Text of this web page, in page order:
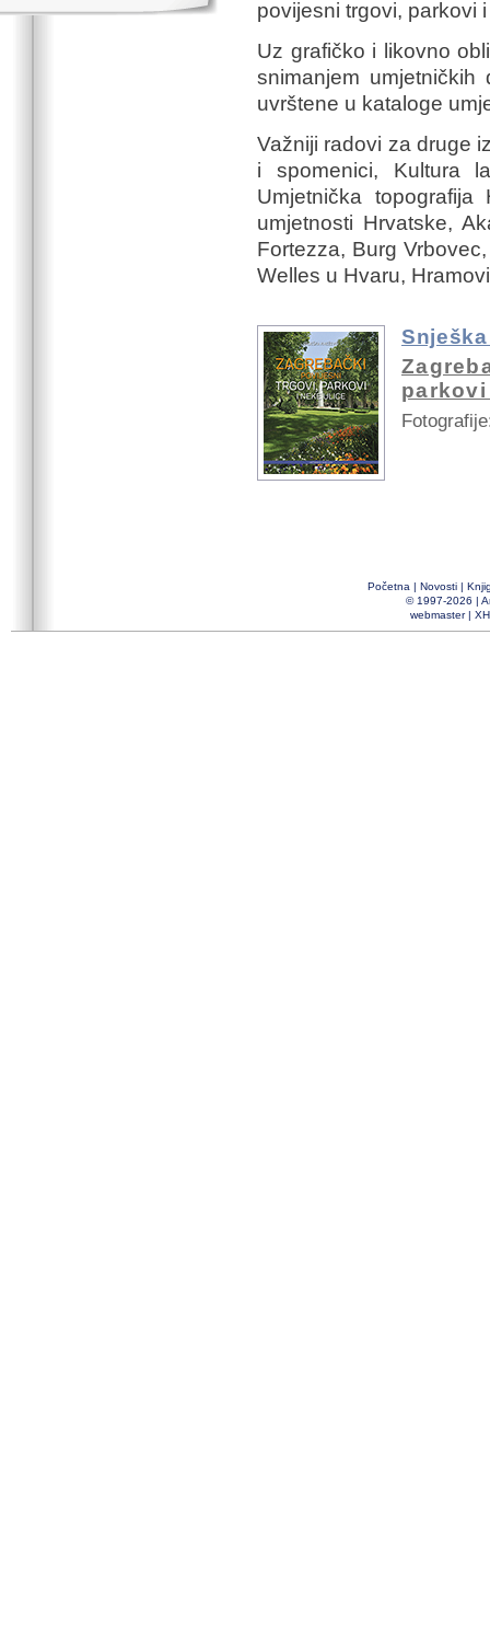
povijesni trgovi, parkovi
Uz grafičko i likovno
snimanjem
uvrštene u kataloge
Važniji radovi za druge
i spomenici, Kultura
Umjetnička
umjetnosti Hrvatske,
Fortezza, Burg
Welles u Hvaru,
Početna | Novosti |
© 1997-2026 |
webmaster|